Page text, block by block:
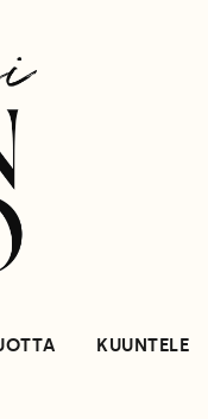
KUUNTELE